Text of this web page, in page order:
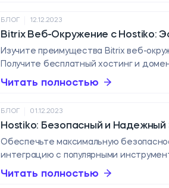
БЛОГ 01.12.2023
Hostiko: Безопасный и Надежный
Обеспечьте максимальную
интеграцию с популярными
Читать полностью
БЛОГ 12.12.2023
Bitrix Веб-Окружение с Hostiko:
Изучите преимущества Bitrix веб-
Получите бесплатный хостинг и
Читать полностью